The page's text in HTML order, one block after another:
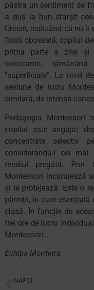
păstra un sentiment de
a dus la bun sfârșit
Uneori, realizând că nu îi
falsă oboseală, copilul
prima parte a zilei și
solicitante,
”superficiale”. La nivel
sesiune de lucru
similară, de intensă
Pedagogia Montessori
copilul este angajat
concentrate selectiv
considerându-l cel
mediul pregătit. Prin
Montessori încurajează
și le protejează. Este o
părinții, în care
clasă. În funcție de
trei ore de lucru
Montessori.
Echipa Monterra
INAPOI